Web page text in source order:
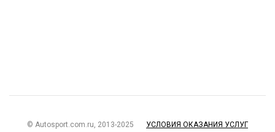
© Autosport.com.ru, 2013-2025 УСЛОВИЯ ОКАЗАНИЯ УСЛУГ